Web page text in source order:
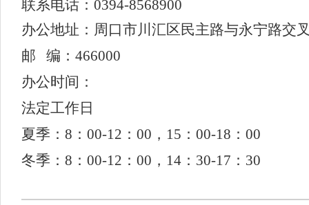
联系电话 ： 0394-8568900
办公地址：周口市川汇区民主路与永宁路交
邮 编：466000
办公时间：
法定工作日
夏季：8：00-12：00，15：00-18：00
冬季：8：00-12：00，14：30-17：30